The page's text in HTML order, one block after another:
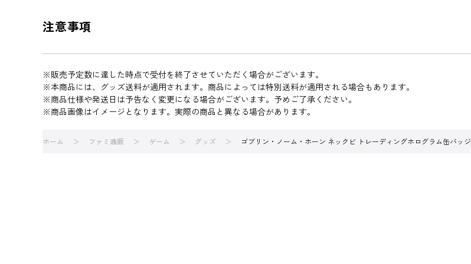
注意事項
※販売予定数に達した時点で受付を終了させていただく場合がございます。
※本商品には、グッズ送料が適用されます。商品によっては特別送料が適用される場合もあります。
※商品仕様や発送日は予告なく変更になる場合がございます。予めご了承ください。
※商品画像はイメージとなります。実際の商品と異なる場合があります。
ホーム ファミ通販 ゲーム グッズ ゴブリン・ノーム・ホーン ネックビ トレーディングホログラム缶バッジ